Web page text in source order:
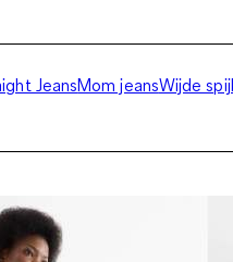
JeansMom jeansWijde